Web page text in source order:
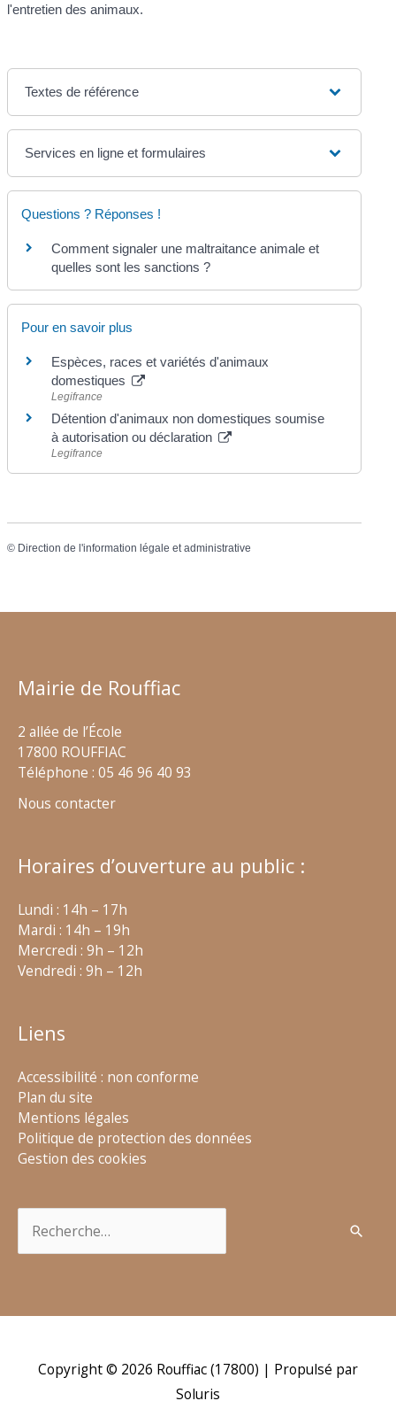
l'entretien des animaux.
Textes de référence
Services en ligne et formulaires
Questions ? Réponses !
Comment signaler une maltraitance animale et
quelles sont les sanctions ?
Pour en savoir plus
Espèces, races et variétés d'animaux
domestiques
Legifrance
Détention d'animaux non domestiques soumise
à autorisation ou déclaration
Legifrance
© Direction de l'information légale et administrative
Mairie de Rouffiac
2 allée de l’École
17800 ROUFFIAC
Téléphone : 05 46 96 40 93
Nous contacter
Horaires d’ouverture au public :
Lundi : 14h – 17h
Mardi : 14h – 19h
Mercredi : 9h – 12h
Vendredi : 9h – 12h
Liens
Accessibilité : non conforme
Plan du site
Mentions légales
Politique de protection des données
Gestion des cookies
Copyright © 2026 Rouffiac (17800) | Propulsé par
Soluris